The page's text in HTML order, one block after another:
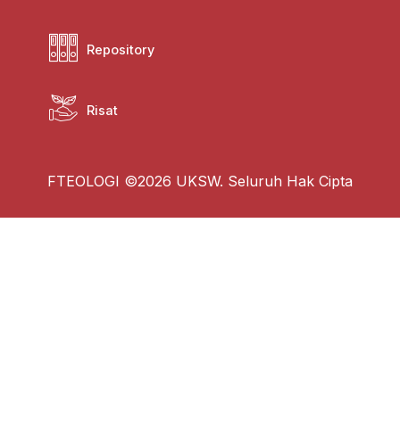
Repository
Risat
FTEOLOGI ©2026 UKSW. Seluruh Hak Cipta